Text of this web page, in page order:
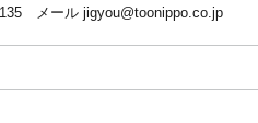
メール jigyou@toonippo.co.jp